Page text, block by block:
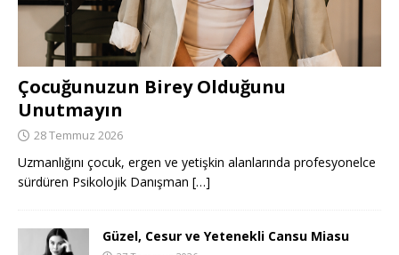
Çocuğunuzun Birey Olduğunu
Unutmayın
28 Temmuz 2026
Uzmanlığını çocuk, ergen ve yetişkin alanlarında profesyonelce
sürdüren Psikolojik Danışman […]
Güzel, Cesur ve Yetenekli Cansu Miasu